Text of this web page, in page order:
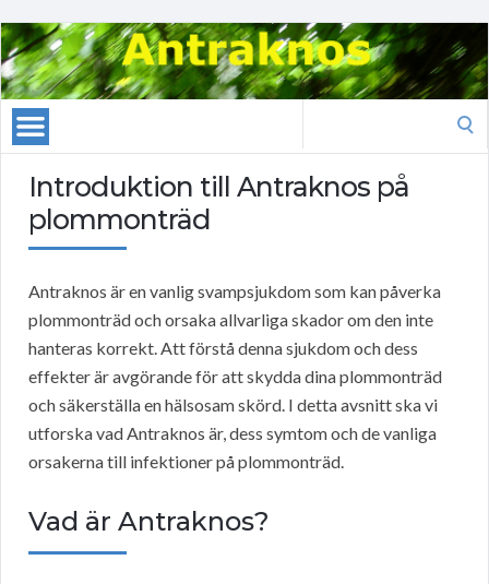
Introduktion till Antraknos på
plommonträd
Antraknos är en vanlig svampsjukdom som kan påverka
plommonträd och orsaka allvarliga skador om den inte
hanteras korrekt. Att förstå denna sjukdom och dess
effekter är avgörande för att skydda dina plommonträd
och säkerställa en hälsosam skörd. I detta avsnitt ska vi
utforska vad Antraknos är, dess symtom och de vanliga
orsakerna till infektioner på plommonträd.
Vad är Antraknos?